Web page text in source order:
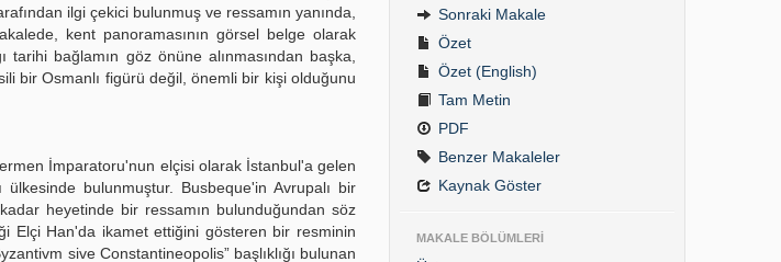
ilgi çekici bulunmuş ve ressamın yanında,
kent panoramasının görsel belge olarak
tarihi bağlamın göz önüne alınmasından başka,
bir Osmanlı figürü değil, önemli bir kişi olduğunu
İmparatoru'nun elçisi olarak İstanbul'a gelen
bulunmuştur. Busbeque'in Avrupalı bir
heyetinde bir ressamın bulunduğundan söz
Elçi Han'da ikamet ettiğini gösteren bir resminin
sive Constantineopolis” başlıklığı bulunan
Sonraki Makale
Özet
Özet (English)
Tam Metin
PDF
Benzer Makaleler
Kaynak Göster
MAKALE BÖLÜMLERİ